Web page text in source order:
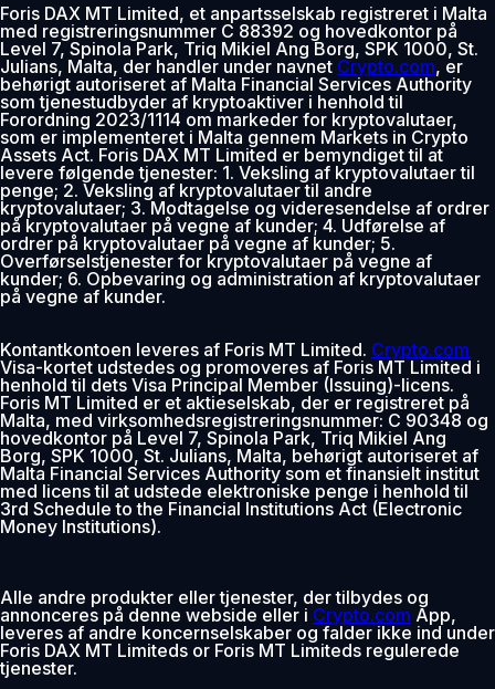
Foris DAX MT Limited, et anpartsselskab registreret i Malta
med registreringsnummer C 88392 og hovedkontor på
Level 7, Spinola Park, Triq Mikiel Ang Borg, SPK 1000, St.
Julians, Malta, der handler under navnet Crypto.com, er
behørigt autoriseret af Malta Financial Services Authority
som tjenestudbyder af kryptoaktiver i henhold til
Forordning 2023/1114 om markeder for kryptovalutaer,
som er implementeret i Malta gennem Markets in Crypto
Assets Act. Foris DAX MT Limited er bemyndiget til at
levere følgende tjenester: 1. Veksling af kryptovalutaer til
penge; 2. Veksling af kryptovalutaer til andre
kryptovalutaer; 3. Modtagelse og videresendelse af ordrer
på kryptovalutaer på vegne af kunder; 4. Udførelse af
ordrer på kryptovalutaer på vegne af kunder; 5.
Overførselstjenester for kryptovalutaer på vegne af
kunder; 6. Opbevaring og administration af kryptovalutaer
på vegne af kunder.
Kontantkontoen leveres af Foris MT Limited. Crypto.com
Visa-kortet udstedes og promoveres af Foris MT Limited i
henhold til dets Visa Principal Member (Issuing)-licens.
Foris MT Limited er et aktieselskab, der er registreret på
Malta, med virksomhedsregistreringsnummer: C 90348 og
hovedkontor på Level 7, Spinola Park, Triq Mikiel Ang
Borg, SPK 1000, St. Julians, Malta, behørigt autoriseret af
Malta Financial Services Authority som et finansielt institut
med licens til at udstede elektroniske penge i henhold til
3rd Schedule to the Financial Institutions Act (Electronic
Money Institutions).
Alle andre produkter eller tjenester, der tilbydes og
annonceres på denne webside eller i Crypto.com App,
leveres af andre koncernselskaber og falder ikke ind under
Foris DAX MT Limiteds or Foris MT Limiteds regulerede
tjenester.